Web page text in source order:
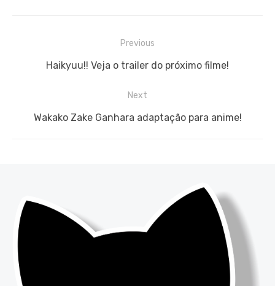
Previous
Previous
Haikyuu!! Veja o trailer do próximo filme!
Next
Next
Wakako Zake Ganhara adaptação para anime!